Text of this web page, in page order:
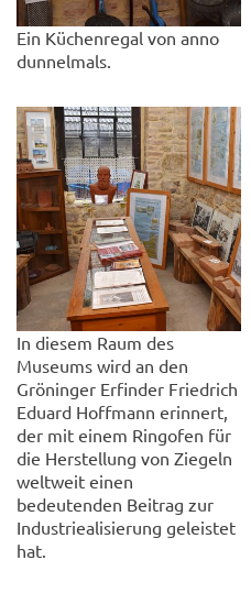
Ein Küchenregal von anno
dunnelmals.
In diesem Raum des
Museums wird an den
Gröninger Erfinder Friedrich
Eduard Hoffmann erinnert,
der mit einem Ringofen für
die Herstellung von Ziegeln
weltweit einen
bedeutenden Beitrag zur
Industriealisierung geleistet
hat.